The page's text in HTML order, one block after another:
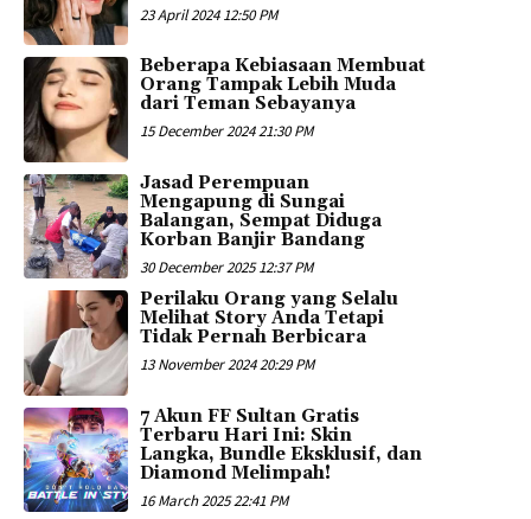
23 April 2024 12:50 PM
Beberapa Kebiasaan Membuat
Orang Tampak Lebih Muda
dari Teman Sebayanya
15 December 2024 21:30 PM
Jasad Perempuan
Mengapung di Sungai
Balangan, Sempat Diduga
Korban Banjir Bandang
30 December 2025 12:37 PM
Perilaku Orang yang Selalu
Melihat Story Anda Tetapi
Tidak Pernah Berbicara
13 November 2024 20:29 PM
7 Akun FF Sultan Gratis
Terbaru Hari Ini: Skin
Langka, Bundle Eksklusif, dan
Diamond Melimpah!
16 March 2025 22:41 PM